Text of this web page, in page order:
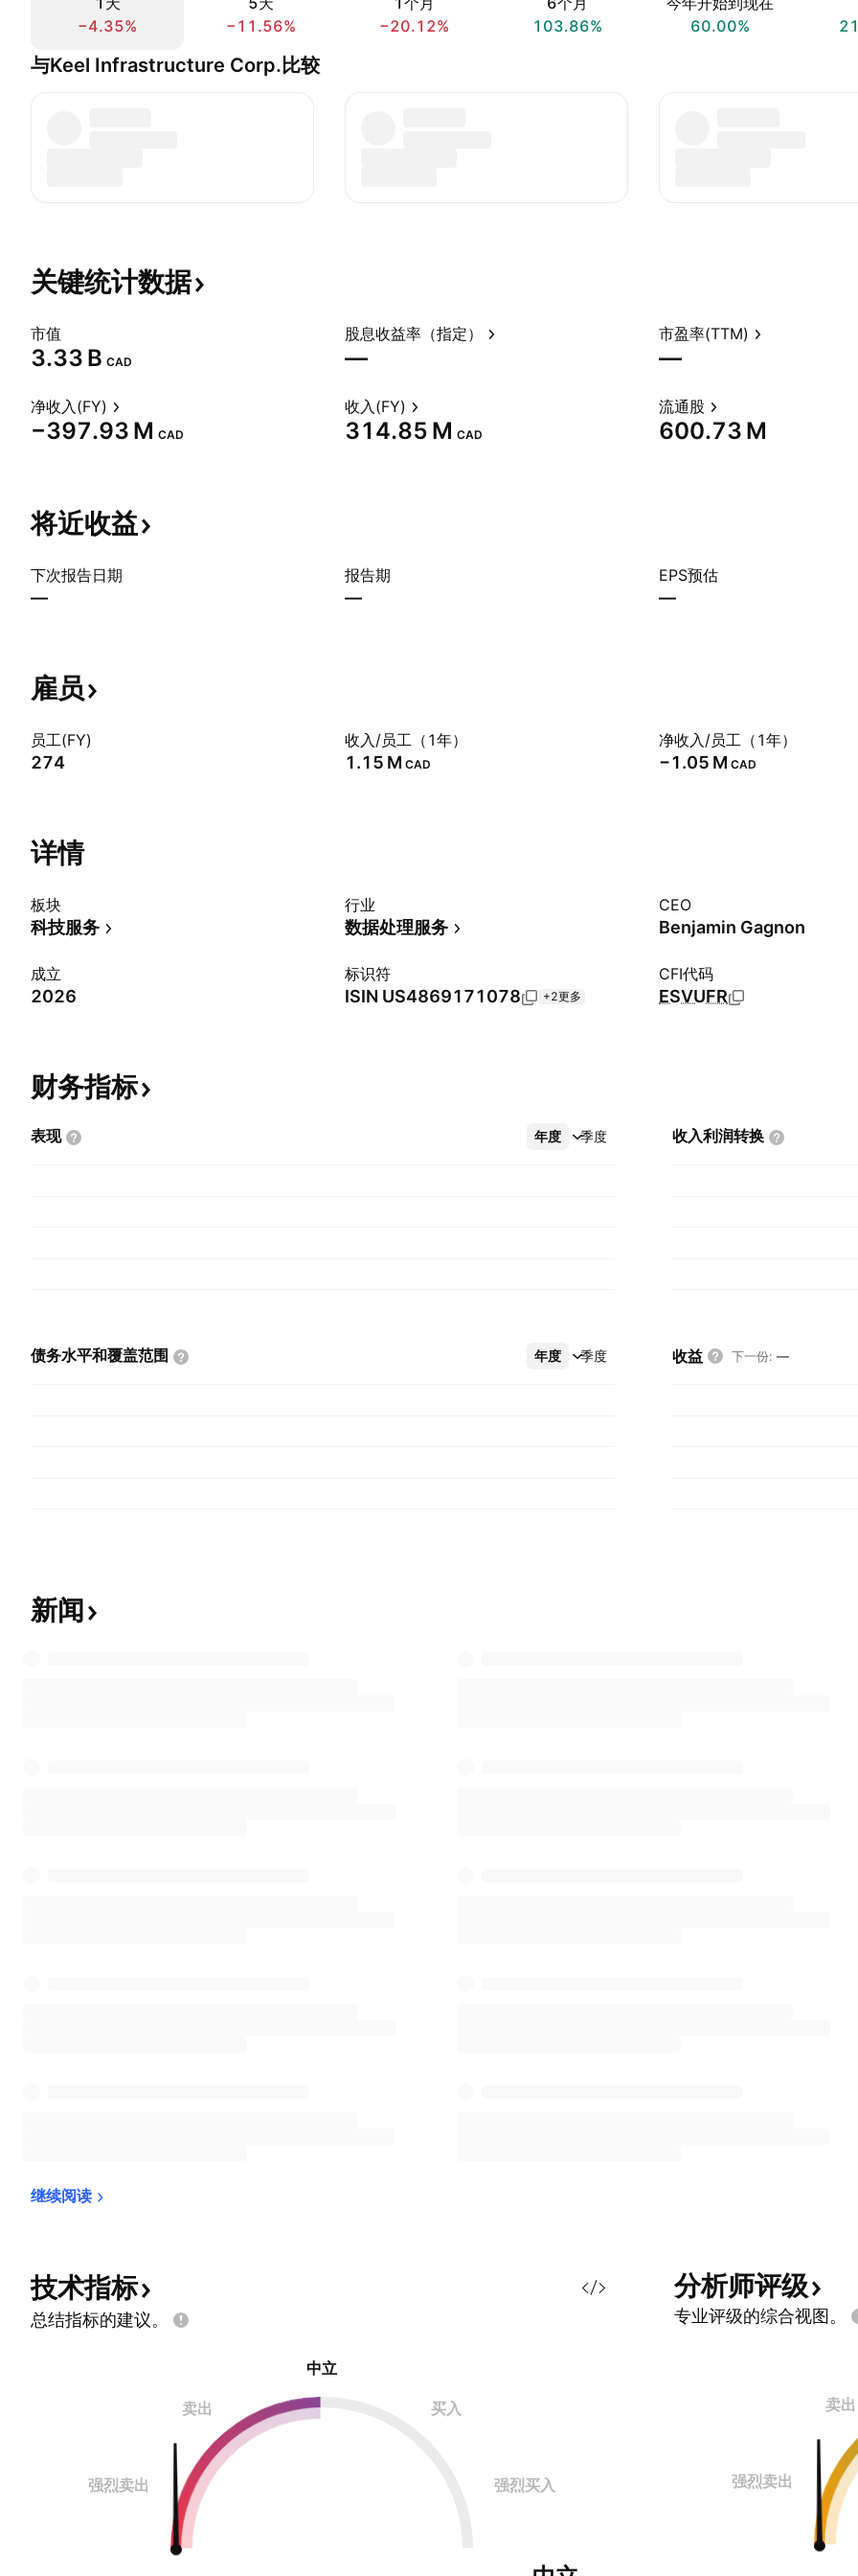
−4.35%
−11.56%
−20.12%
103.86%
60.00%
与Keel Infrastructure Corp.比较
关键统计数据
市值
‪3.33 B‬ CAD
股息收益率（指定）
—
市盈率(TTM)
—
净收入(FY)
‪−397.93 M‬ CAD
收入(FY)
‪314.85 M‬ CAD
流通股
‪600.73 M‬
将近收益
下次报告日期
—
报告期
—
EPS预估
—
雇员
员工(FY)
274
收入/员工（1年）
‪1.15 M‬ CAD
净收入/员工（1年）
‪−1.05 M‬ CAD
详情
板块
科技服务
行业
数据处理服务
CEO
Benjamin Gagnon
成立
2026
标识符
ISIN US4869171078 +2更多
CFI代码
ESVUFR
财务指标
表现 年度 季度
更多 收入利润转换
债务水平和覆盖范围 年度 季度
更多 收益 下一份: —
新闻
继续阅读
技术指标
总结指标的建议。
中立
卖出 买入
强烈卖出 强烈买入
分析师评级
专业评级的综合视图。
卖出
强烈卖出